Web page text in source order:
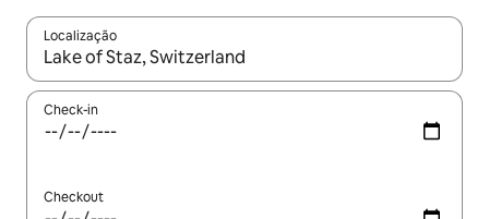
Localização
Quando os resultados estiverem disponíveis, explore-os
Check-in
Checkout